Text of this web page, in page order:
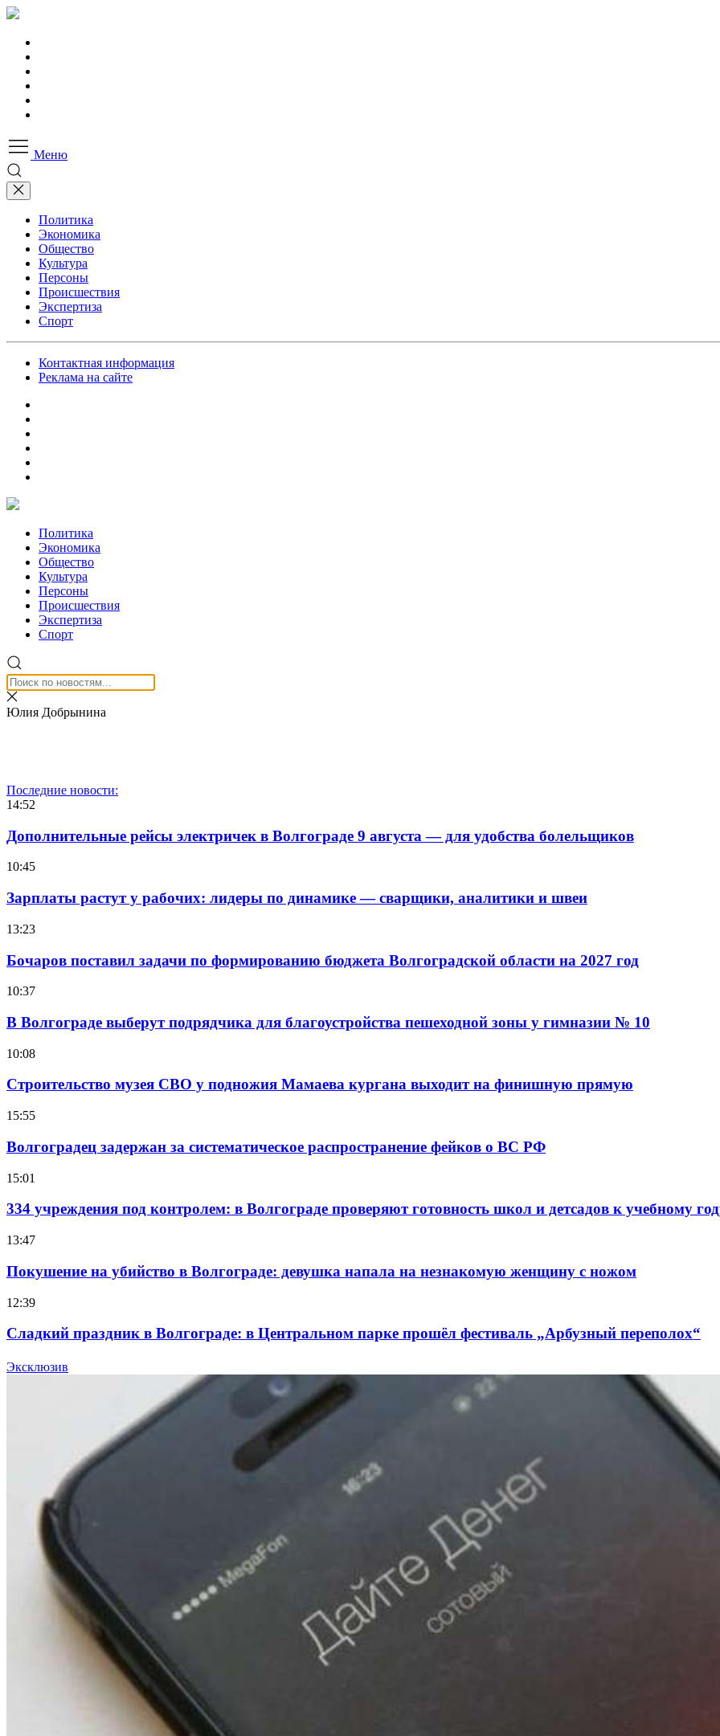
Меню
Политика
Экономика
Общество
Культура
Персоны
Происшествия
Экспертиза
Спорт
Контактная информация
Реклама на сайте
Политика
Экономика
Общество
Культура
Персоны
Происшествия
Экспертиза
Спорт
Юлия Добрынина
Последние новости:
14:52
Дополнительные рейсы электричек в Волгограде 9 августа — для удобства болельщиков
10:45
Зарплаты растут у рабочих: лидеры по динамике — сварщики, аналитики и швеи
13:23
Бочаров поставил задачи по формированию бюджета Волгоградской области на 2027 год
10:37
В Волгограде выберут подрядчика для благоустройства пешеходной зоны у гимназии № 10
10:08
Строительство музея СВО у подножия Мамаева кургана выходит на финишную прямую
15:55
Волгоградец задержан за систематическое распространение фейков о ВС РФ
15:01
334 учреждения под контролем: в Волгограде проверяют готовность школ и детсадов к учебному
13:47
Покушение на убийство в Волгограде: девушка напала на незнакомую женщину с ножом
12:39
Сладкий праздник в Волгограде: в Центральном парке прошёл фестиваль „Арбузный переполох“
15:10
Волгоградские компании нарастили экспорт: заключены контракты на 3,6 млн долларов
Эксклюзив